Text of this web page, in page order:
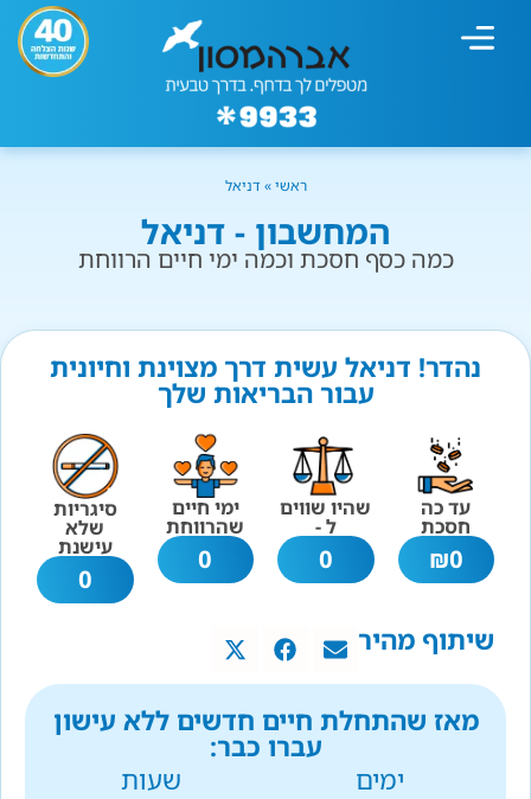
ראשי» דניאל
המחשבון - דניאל
כמה כסף חסכת וכמה ימי חיים הרווחת
נהדר! דניאל עשית דרך מצוינת וחיונית
עבור הבריאות שלך
עד כה
חסכת
0
₪
שהיו שווים
ל -
0
ימי חיים
שהרווחת
0
סיגריות
שלא
עישנת
0
שיתוף מהיר
מאז שהתחלת חיים חדשים ללא עישון
עברו כבר:
ימים
שעות